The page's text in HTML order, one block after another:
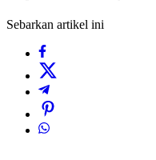
Sebarkan artikel ini